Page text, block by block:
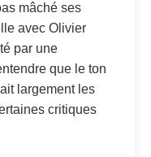
mâché ses
avec Olivier
par une
que le ton
largement les
critiques